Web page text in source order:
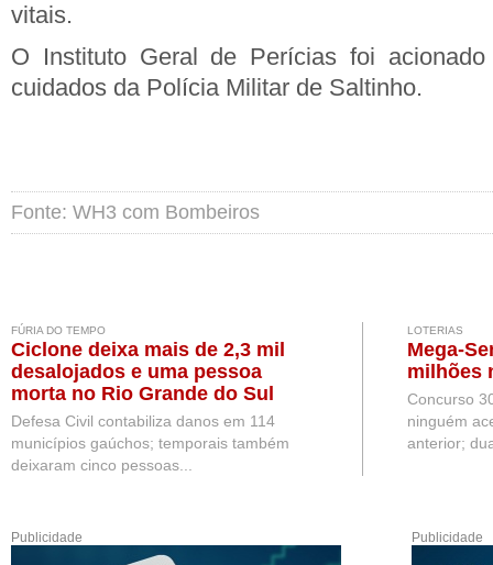
vitais.
O Instituto Geral de Perícias foi
cuidados da Polícia Militar de Saltinho.
Fonte: WH3 com Bombeiros
FÚRIA DO TEMPO
Ciclone deixa mais de 2,3 mil
desalojados e uma pessoa
morta no Rio Grande do Sul
Defesa Civil contabiliza danos em 114
municípios gaúchos; temporais também
deixaram cinco pessoas...
LOTERIAS
Mega-
milhões
Concurso
ninguém
anterior;
Publicidade Publicidade